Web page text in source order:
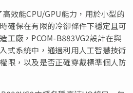
效能CPU/GPU能力，用於小型的
確保在有限的冷卻條件下穩定且可
工廠，PCOM-B883VG2設計在與
式系統中，通過利用人工智慧技術
限，以及是否正確穿戴標準個人防